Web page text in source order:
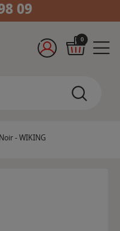
09
0
- WIKING